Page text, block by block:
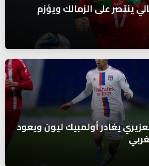
ينتصر على الزمالك ويؤزم
يغادر أولمبيك ليون ويعود